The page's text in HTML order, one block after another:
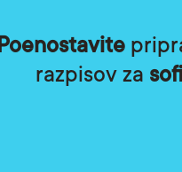
Poenostavite
razpisov za